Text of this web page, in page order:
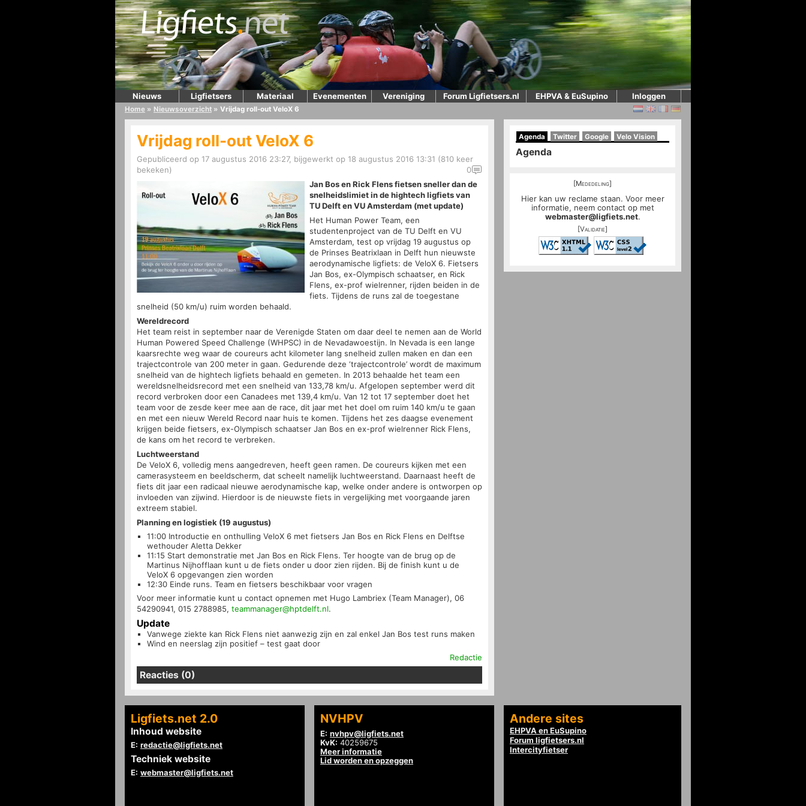
Nieuws Ligfietsers Materiaal Evenementen Vereniging Forum Ligfietsers.nl EHPVA & EuSupino Inloggen
Home » Nieuwsoverzicht » Vrijdag roll-out VeloX 6
Vrijdag roll-out VeloX 6
Gepubliceerd op 17 augustus 2016 23:27, bijgewerkt op 18 augustus 2016 13:31 (810 keer
bekeken)
0
Jan Bos en Rick Flens fietsen sneller dan de
snelheidslimiet in de hightech ligfiets van
TU Delft en VU Amsterdam (met update)
Het Human Power Team, een
studentenproject van de TU Delft en VU
Amsterdam, test op vrijdag 19 augustus op
de Prinses Beatrixlaan in Delft hun nieuwste
aerodynamische ligfiets: de VeloX 6. Fietsers
Jan Bos, ex-Olympisch schaatser, en Rick
Flens, ex-prof wielrenner, rijden beiden in de
fiets. Tijdens de runs zal de toegestane
snelheid (50 km/u) ruim worden behaald.
Wereldrecord
Het team reist in september naar de Verenigde Staten om daar deel te nemen aan de World
Human Powered Speed Challenge (WHPSC) in de Nevadawoestijn. In Nevada is een lange
kaarsrechte weg waar de coureurs acht kilometer lang snelheid zullen maken en dan een
trajectcontrole van 200 meter in gaan. Gedurende deze ‘trajectcontrole’ wordt de maximum
snelheid van de hightech ligfiets behaald en gemeten. In 2013 behaalde het team een
wereldsnelheidsrecord met een snelheid van 133,78 km/u. Afgelopen september werd dit
record verbroken door een Canadees met 139,4 km/u. Van 12 tot 17 september doet het
team voor de zesde keer mee aan de race, dit jaar met het doel om ruim 140 km/u te gaan
en met een nieuw Wereld Record naar huis te komen. Tijdens het zes daagse evenement
krijgen beide fietsers, ex-Olympisch schaatser Jan Bos en ex-prof wielrenner Rick Flens,
de kans om het record te verbreken.
Luchtweerstand
De VeloX 6, volledig mens aangedreven, heeft geen ramen. De coureurs kijken met een
camerasysteem en beeldscherm, dat scheelt namelijk luchtweerstand. Daarnaast heeft de
fiets dit jaar een radicaal nieuwe aerodynamische kap, welke onder andere is ontworpen op
invloeden van zijwind. Hierdoor is de nieuwste fiets in vergelijking met voorgaande jaren
extreem stabiel.
Planning en logistiek (19 augustus)
11:00 Introductie en onthulling VeloX 6 met fietsers Jan Bos en Rick Flens en Delftse
wethouder Aletta Dekker
11:15 Start demonstratie met Jan Bos en Rick Flens. Ter hoogte van de brug op de
Martinus Nijhofflaan kunt u de fiets onder u door zien rijden. Bij de finish kunt u de
VeloX 6 opgevangen zien worden
12:30 Einde runs. Team en fietsers beschikbaar voor vragen
Voor meer informatie kunt u contact opnemen met Hugo Lambriex (Team Manager), 06
54290941, 015 2788985, teammanager@hptdelft.nl.
Update
Vanwege ziekte kan Rick Flens niet aanwezig zijn en zal enkel Jan Bos test runs maken
Wind en neerslag zijn positief – test gaat door
Redactie
Reacties (0)
Agenda Twitter Google Velo Vision
Agenda
[Mededeling]
Hier kan uw reclame staan. Voor meer
informatie, neem contact op met
webmaster@ligfiets.net.
[Validatie]
Ligfiets.net 2.0
Inhoud website
E: redactie@ligfiets.net
Techniek website
E: webmaster@ligfiets.net
NVHPV
E: nvhpv@ligfiets.net
KvK: 40259675
Meer informatie
Lid worden en opzeggen
Andere sites
EHPVA en EuSupino
Forum ligfietsers.nl
Intercityfietser